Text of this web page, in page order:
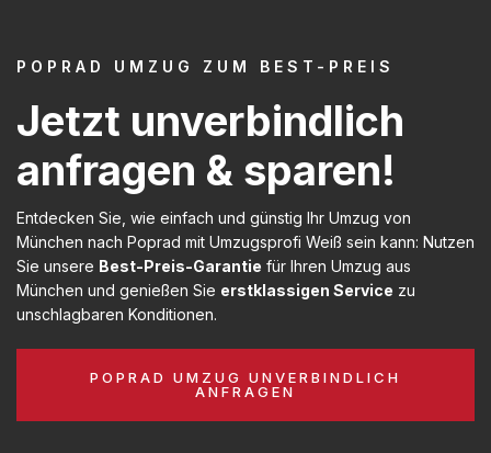
POPRAD UMZUG ZUM BEST-PREIS
Jetzt unverbindlich
anfragen & sparen!
Entdecken Sie, wie einfach und günstig Ihr Umzug von
München nach Poprad mit Umzugsprofi Weiß sein kann: Nutzen
Sie unsere Best-Preis-Garantie für Ihren Umzug aus
München und genießen Sie erstklassigen Service zu
unschlagbaren Konditionen.
POPRAD UMZUG UNVERBINDLICH
ANFRAGEN